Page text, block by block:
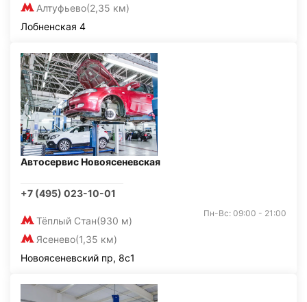
Алтуфьево(2,35 км)
Лобненская 4
Автосервис Новоясеневская
+7 (495) 023-10-01
Тёплый Стан(930 м)
Ясенево(1,35 км)
Пн-Вс: 09:00 - 21:00
Новоясеневский пр, 8с1